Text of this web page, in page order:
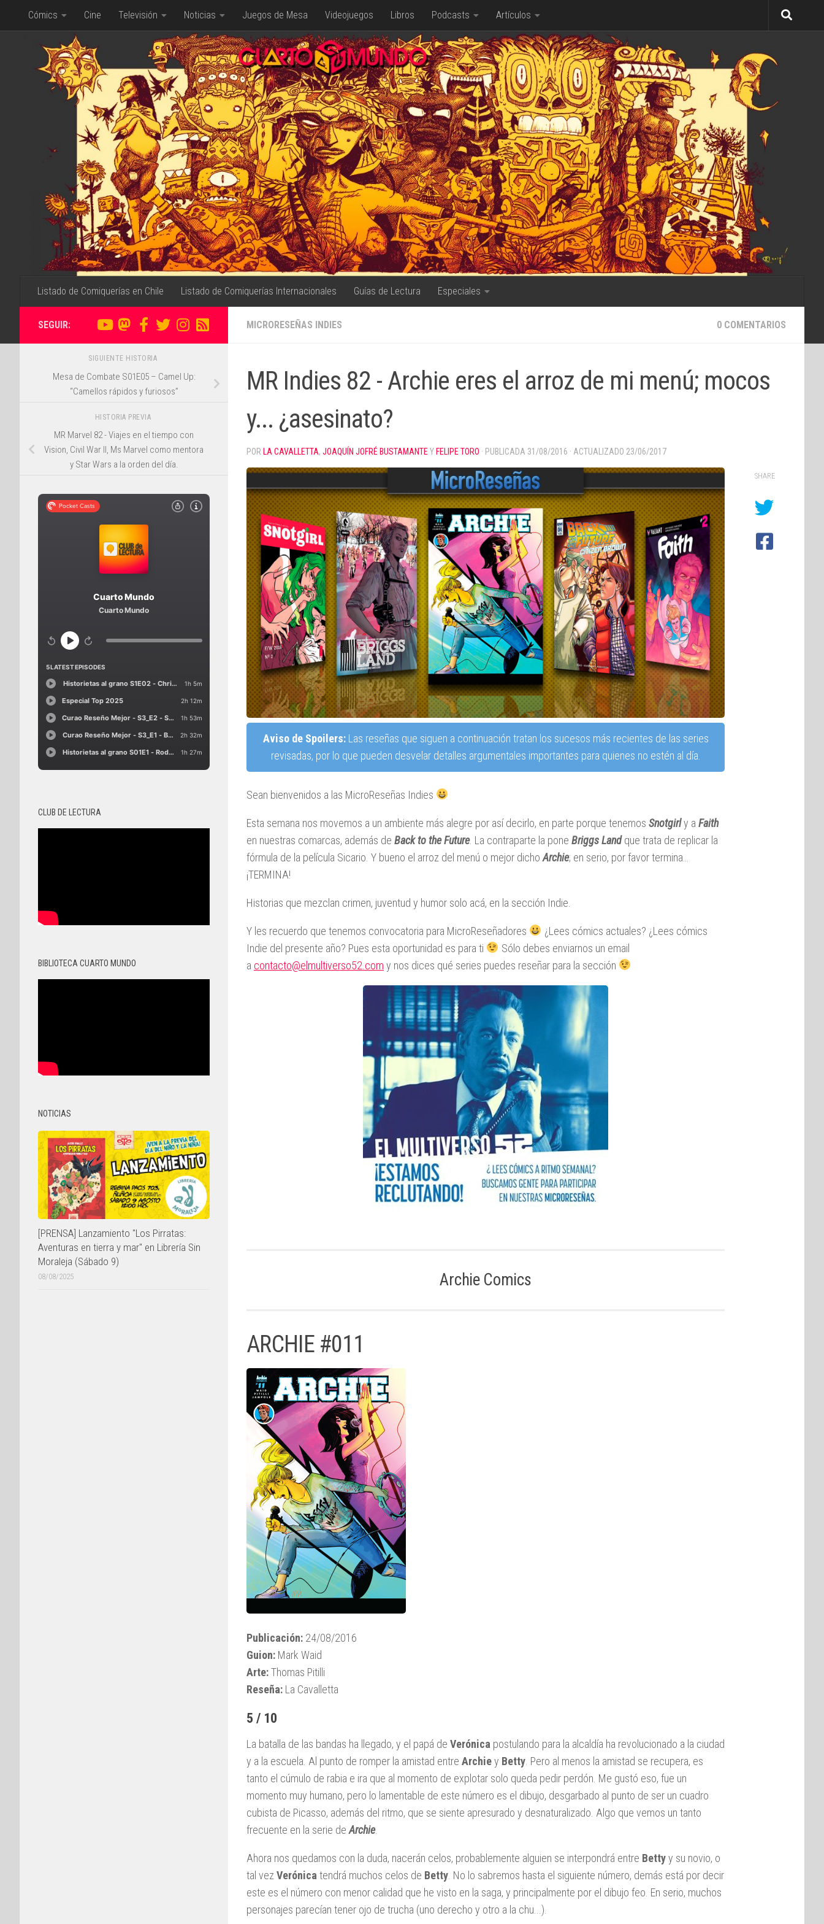
Saltar al contenido
Cómics Cine Televisión Noticias Juegos de Mesa Videojuegos Libros Podcasts Artículos
Listado de Comiquerías en Chile Listado de Comiquerías Internacionales Guías de Lectura Especiales
MICRORESEÑAS INDIES 0 COMENTARIOS
MR Indies 82 - Archie eres el arroz de mi menú; mocos
y... ¿asesinato?
POR LA CAVALLETTA, JOAQUÍN JOFRÉ BUSTAMANTE Y FELIPE TORO · PUBLICADA 31/08/2016 · ACTUALIZADO 23/06/2017
Aviso de Spoilers:Las reseñas que siguen a continuación tratan los sucesos más recientes de las series
revisadas, por lo que pueden desvelar detalles argumentales importantes para quienes no estén al día.
Sean bienvenidos a las MicroReseñas Indies
Esta semana nos movemos a un ambiente más alegre por así decirlo, en parte porque tenemos Snotgirly a Faith
en nuestras comarcas, además de Back to the Future. La contraparte la pone Briggs Landque trata de replicar la
fórmula de la película Sicario. Y bueno el arroz del menú o mejor dicho Archie; en serio, por favor termina…
¡TERMINA!
Historias que mezclan crimen, juventud y humor solo acá, en la sección Indie.
Y les recuerdo que tenemos convocatoria para MicroReseñadores
¿Lees cómics actuales? ¿Lees cómics
Indie del presente año? Pues esta oportunidad es para ti
Sólo debes enviarnos un email
a contacto@elmultiverso52.com y nos dices qué series puedes reseñar para la sección
Archie Comics
ARCHIE #011
Publicación: 24/08/2016
Guion: Mark Waid
Arte:Thomas Pitilli
Reseña: La Cavalletta
5 / 10
La batalla de las bandas ha llegado, y el papá de Verónica postulando para la alcaldía ha revolucionado a la ciudad
y a la escuela. Al punto de romper la amistad entre Archiey Betty . Pero al menos la amistad se recupera, es
tanto el cúmulo de rabia e ira que al momento de explotar solo queda pedir perdón. Me gustó eso, fue un
momento muy humano, pero lo lamentable de este número es el dibujo, desgarbado al punto de ser un cuadro
cubista de Picasso, además del ritmo, que se siente apresurado y desnaturalizado. Algo que vemos un tanto
frecuente en la serie de Archie.
Ahora nos quedamos con la duda, nacerán celos, probablemente alguien se interpondrá entre Bettyy su novio, o
tal vez Verónica tendrá muchos celos de Betty . No lo sabremos hasta el siguiente número, demás está por decir
este es el número con menor calidad que he visto en la saga, y principalmente por el dibujo feo. En serio, muchos
personajes parecían tener ojo de trucha (uno derecho y otro a la chu...).
SHARE
SEGUIR:
SIGUIENTE HISTORIA
Mesa de Combate S01E05 – Camel Up:
“Camellos rápidos y furiosos”
HISTORIA PREVIA
MR Marvel 82 - Viajes en el tiempo con
Vision, Civil War II, Ms Marvel como mentora
y Star Wars a la orden del día.
CLUB DE LECTURA
BIBLIOTECA CUARTO MUNDO
NOTICIAS
[PRENSA] Lanzamiento "Los Pirratas:
Aventuras en tierra y mar" en Librería Sin
Moraleja (Sábado 9)
08/08/2025